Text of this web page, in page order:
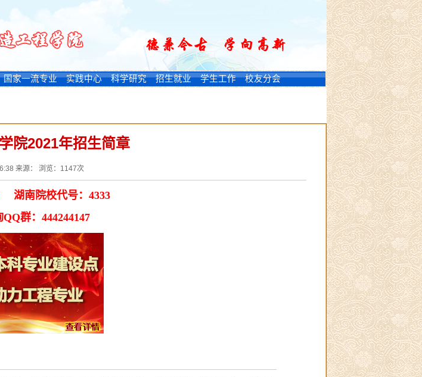
国家一流专业 实践中心 科学研究 招生就业 学生工作 校友分会
院2021年招生简章
来源： 浏览： 1147次
湖南院校代号：4333
群：444244147